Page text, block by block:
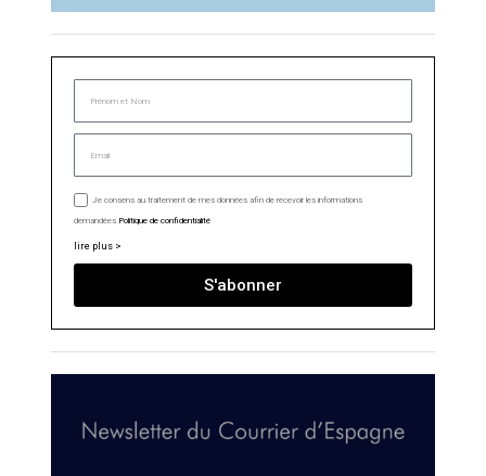
Je consens au traitement de mes données afin de recevoir les informations
demandées.Politique de confidentialité
lire plus >
S'abonner